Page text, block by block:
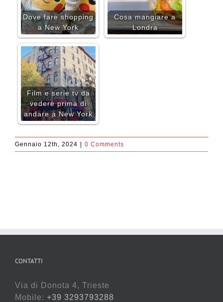
Dove fare shopping
a New York
Cosa mangiare a
Londra
Film e serie tv da
vedere prima di
andare a New York
Gennaio 12th, 2024 0 Comments
CONTATTI
Via di Donota 4, Trieste
Mobile: +39 3293793288